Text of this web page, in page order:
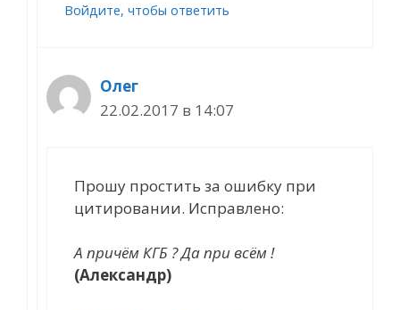
Войдите, чтобы ответить
Олег
22.02.2017 в 14:07
Прошу простить за ошибку при
цитировании. Исправлено:
А причём КГБ ? Да при всём !
(Александр)